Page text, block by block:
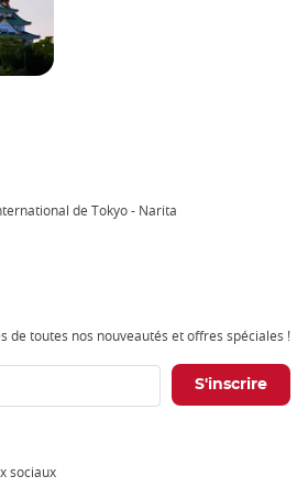
de Tokyo - Narita
de toutes nos nouveautés et offres spéciales !
sociaux